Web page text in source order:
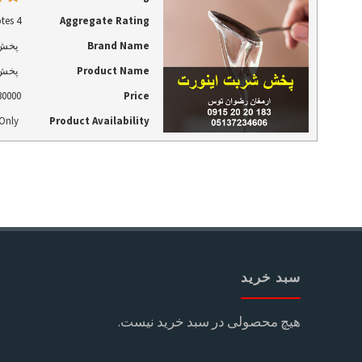
Aggregate Rating
4
based on
Brand Name
Product Name
Price
Product Availability
سبد خرید
هیچ محصولی در سبد خرید نیست.